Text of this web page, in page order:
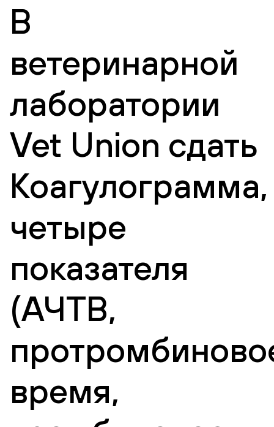
В
ветеринарной
лаборатории
Vet Union сдать
Коагулограмма,
четыре
показателя
(АЧТВ,
время,